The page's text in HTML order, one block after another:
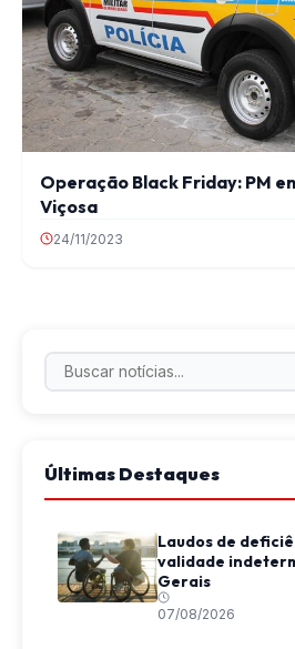
Operação Black Friday: PM
Viçosa
24/11/2023
Últimas Destaques
Laudos de
validade
Gerais
07/08/2026